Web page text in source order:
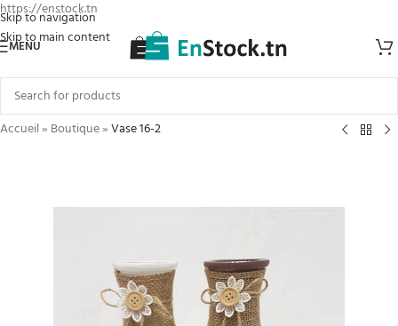
https://enstock.tn
Skip to navigation
Skip to main content
MENU
Accueil» Boutique»Vase 16-2